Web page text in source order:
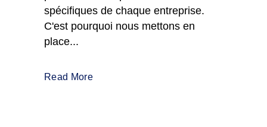
spécifiques de chaque entreprise.
C'est pourquoi nous mettons en
place...
Read More